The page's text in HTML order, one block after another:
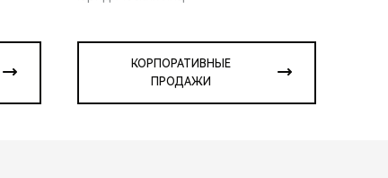
КОРПОРАТИВНЫЕ
ПРОДАЖИ